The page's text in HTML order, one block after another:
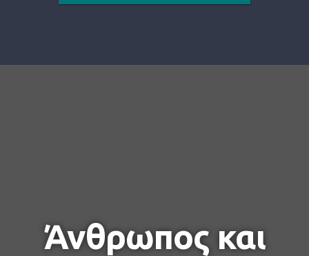
Άνθρωπος και